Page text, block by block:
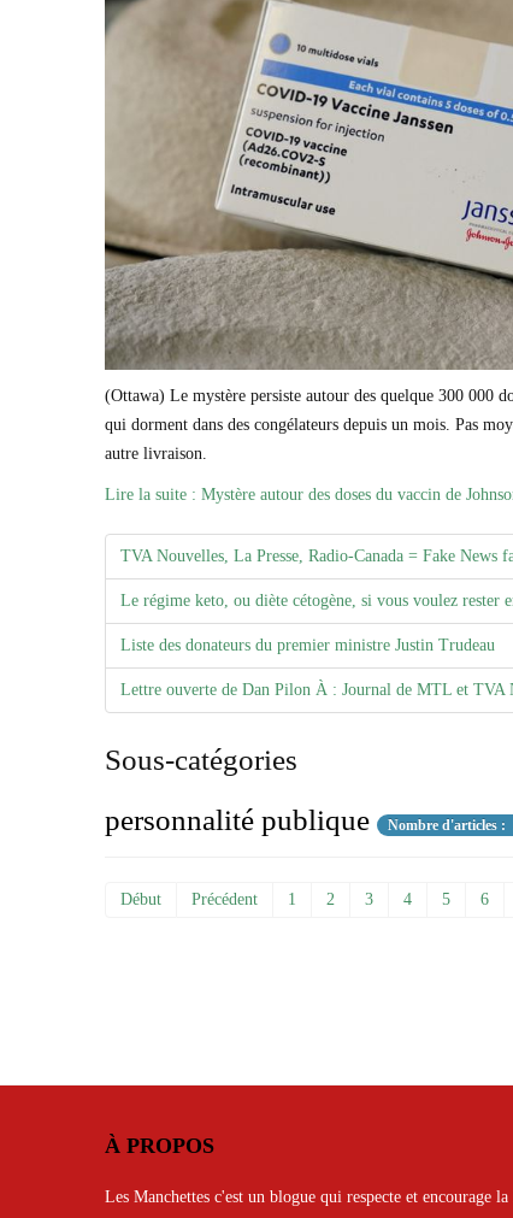
(Ottawa) Le mystère persiste autour des quelque 300 000
qui dorment dans des congélateurs depuis un mois. Pas
autre livraison.
Lire la suite : Mystère autour des doses du vaccin de
TVA Nouvelles, La Presse, Radio-Canada = Fake News
Le régime keto, ou diète cétogène, si vous voulez rester
Liste des donateurs du premier ministre Justin Trudeau
Lettre ouverte de Dan Pilon À : Journal de MTL et TVA
Sous-catégories
personnalité publique
Nombre d'articles :
Début Précédent 1 2 3 4 5 6
À PROPOS
Les Manchettes c'est un blogue qui respecte et encourage la